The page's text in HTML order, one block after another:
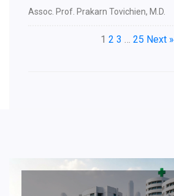
Assoc. Prof. Prakarn Tovichien, M.D.
1 2 3 … 25 Next »